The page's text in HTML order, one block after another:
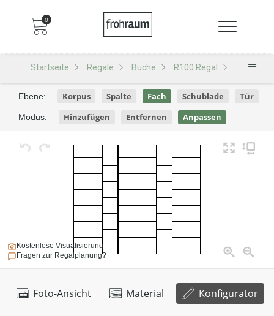
0
Startseite Regale Buche R100 Regal R100 -
Foto-Ansicht Material Konfigurator
Kostenlose Visualisierung
Fragen zur Regalplanung?
Ebene: Korpus Spalte Fach Schublade Tür
Modus: Hinzufügen Entfernen Anpassen